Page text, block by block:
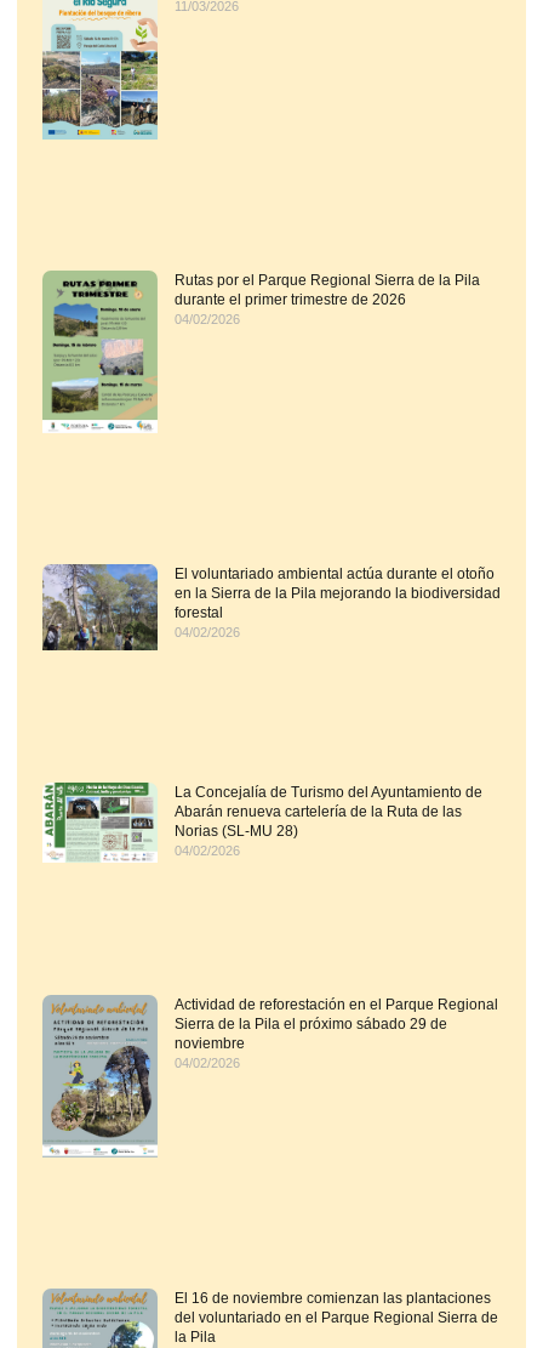
11/03/2026
Rutas por el Parque Regional Sierra de la Pila
durante el primer trimestre de 2026
04/02/2026
El voluntariado ambiental actúa durante el otoño
en la Sierra de la Pila mejorando la biodiversidad
forestal
04/02/2026
La Concejalía de Turismo del Ayuntamiento de
Abarán renueva cartelería de la Ruta de las
Norias (SL-MU 28)
04/02/2026
Actividad de reforestación en el Parque Regional
Sierra de la Pila el próximo sábado 29 de
noviembre
04/02/2026
El 16 de noviembre comienzan las plantaciones
del voluntariado en el Parque Regional Sierra de
la Pila